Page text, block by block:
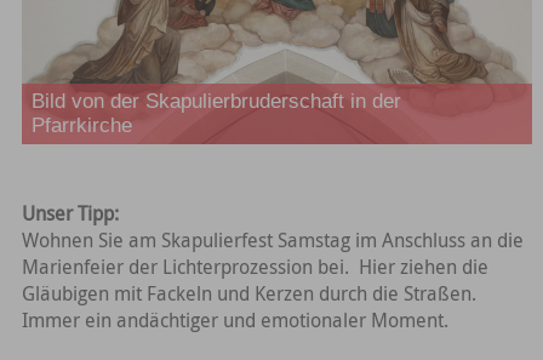
Bild von der Skapulierbruderschaft in der
Pfarrkirche
Unser Tipp:
Wohnen Sie am Skapulierfest Samstag im Anschluss an die
Marienfeier der Lichterprozession bei. Hier ziehen die
Gläubigen mit Fackeln und Kerzen durch die Straßen.
Immer ein andächtiger und emotionaler Moment.